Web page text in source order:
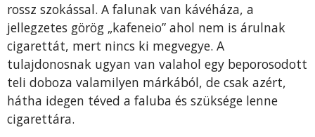
rossz szokással. A falunak van kávéháza, a
jellegzetes görög „kafeneio” ahol nem is árulnak
cigarettát, mert nincs ki megvegye. A
tulajdonosnak ugyan van valahol egy beporosodott
teli doboza valamilyen márkából, de csak azért,
hátha idegen téved a faluba és szüksége lenne
cigarettára.